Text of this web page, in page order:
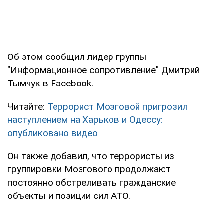
Об этом сообщил лидер группы
"Информационное сопротивление" Дмитрий
Тымчук в Facebook.
Читайте: Террорист Мозговой пригрозил
наступлением на Харьков и Одессу:
опубликовано видео
Он также добавил, что террористы из
группировки Мозгового продолжают
постоянно обстреливать гражданские
объекты и позиции сил АТО.